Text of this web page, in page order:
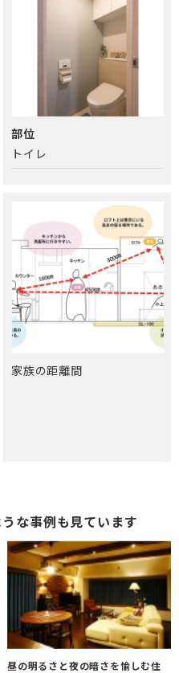
部位
トイレ
家族の距離間
な事例も見ています
昼の明るさと夜の暗さを愉しむ住